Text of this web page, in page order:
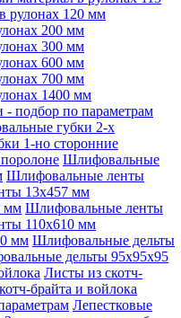
рулонах 120 мм
200 мм
300 мм
600 мм
700 мм
1400 мм
подбор по параметрам
губки 2-х
1-но сторонние
Шлифовальные
Шлифовальные ленты
13x457 мм
мм Шлифовальные ленты
110x610 мм
мм Шлифовальные дельты
дельты 95x95x95
Листы из скотч-
брайта и войлока
Лепестковые